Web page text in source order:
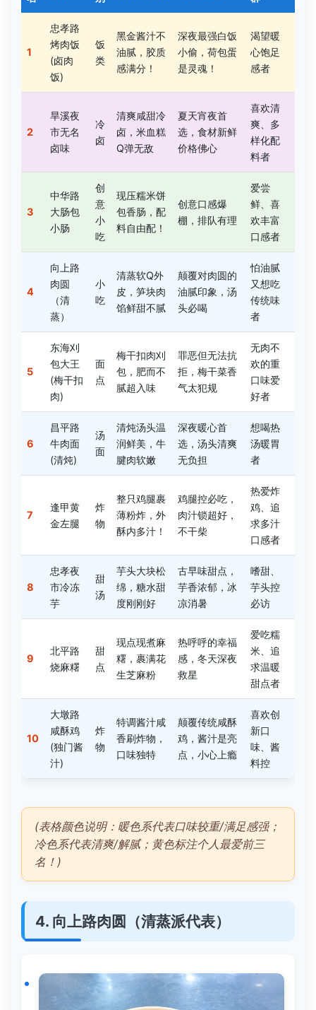
1
忠孝路
烤肉饭
(卤肉
饭)
饭
类
黑金酱汁不
油腻，胶质
感满分！
深夜最强白饭
小偷，荷包蛋
是灵魂！
渴望暖
心饱足
感者
2
旱溪夜
市无名
卤味
冷
卤
清爽咸甜冷
卤，米血糕
Q弹无敌
夏天宵夜首
选，食材新鲜
价格佛心
喜欢清
爽、多
样化配
料者
3
中华路
大肠包
小肠
创
意
小
吃
现压糯米饼
包香肠，配
料自由配！
创意口感爆
棚，排队有理
爱尝
鲜、喜
欢丰富
口感者
4
向上路
肉圆
（清
蒸）
小
吃
清蒸软Q外
皮，笋块肉
馅鲜甜不腻
颠覆对肉圆的
油腻印象，汤
头必喝
怕油腻
又想吃
传统味
者
5
东海刈
包大王
(梅干扣
肉)
面
点
梅干扣肉刈
包，肥而不
腻超入味
罪恶但无法抗
拒，梅干菜香
气太犯规
无肉不
欢的重
口味爱
好者
6
昌平路
牛肉面
(清炖)
汤
面
清炖汤头温
润鲜美，牛
腱肉软嫩
深夜暖心首
选，汤头清爽
无负担
想喝热
汤暖胃
者
7
逢甲黄
金左腿
炸
物
整只鸡腿裹
薄粉炸，外
酥内多汁！
鸡腿控必吃，
肉汁锁超好，
不干柴
热爱炸
鸡、追
求多汁
口感者
8
忠孝夜
市冷冻
芋
甜
汤
芋头大块松
绵，糖水甜
度刚刚好
古早味甜点，
芋香浓郁，冰
凉消暑
嗜甜、
芋头控
必访
9
北平路
烧麻糬
甜
点
现点现煮麻
糬，裹满花
生芝麻粉
热呼呼的幸福
感，冬天深夜
救星
爱吃糯
米、追
求温暖
甜点者
10
大墩路
咸酥鸡
(独门酱
汁)
炸
物
特调酱汁咸
香刷炸物，
口味独特
颠覆传统咸酥
鸡，酱汁是亮
点，小心上瘾
喜欢创
新口
味、酱
料控
(表格颜色说明：暖色系代表口味较重/满足感强；
冷色系代表清爽/解腻；黄色标注个人最爱前三
名！)
4. 向上路肉圆（清蒸派代表）